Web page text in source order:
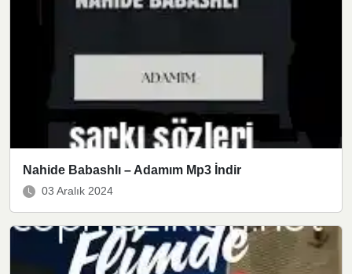
Nahide Babashlı – Adamım Mp3 İndir
03 Aralık 2024